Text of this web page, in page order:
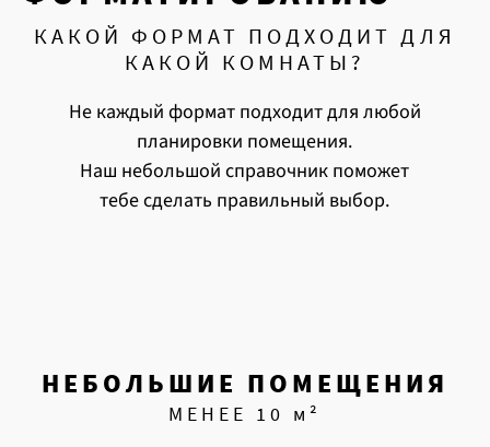
КАКОЙ ФОРМАТ ПОДХОДИТ ДЛЯ
КАКОЙ КОМНАТЫ?
Не каждый формат подходит для любой
планировки помещения.
Наш небольшой справочник поможет
тебе сделать правильный выбор.
НЕБОЛЬШИЕ ПОМЕЩЕНИЯ
МЕНЕЕ 10 м²